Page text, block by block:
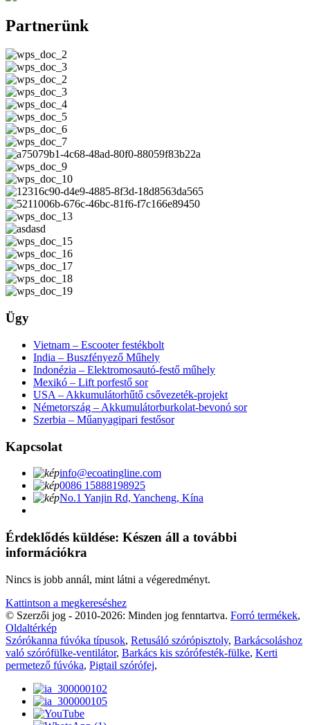
Partnerünk
Ügy
Vietnam – Escooter festékbolt
India – Buszfényező Műhely
Indonézia – Elektromosautó-festő műhely
Mexikó – Lift porfestő sor
USA – Akkumulátorhűtő csővezeték-projekt
Németország – Akkumulátorburkolat-bevonó sor
Szerbia – Műanyagipari festősor
Kapcsolat
info@ecoatingline.com
0086 15888198925
No.1 Yanjin Rd, Yancheng, Kína
Érdeklődés küldése: Készen áll a további
információkra
Nincs is jobb annál, mint látni a végeredményt.
Kattintson a megkereséshez
© Szerzői jog - 2010-2026: Minden jog fenntartva. Forró termékek,
Oldaltérkép
Szórókanna fúvóka típusok, Retusáló szórópisztoly, Barkácsoláshoz
való szórófülke-ventilátor, Barkács kis szórófesték-fülke, Kerti
permetező fúvóka, Pigtail szórófej,